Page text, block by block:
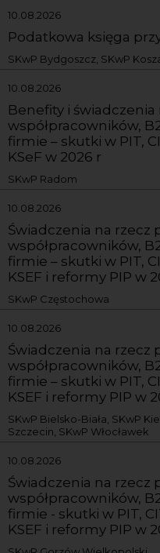
10.08.2026
Podatkowa księga
SKwP Bydgoszcz, SKwP
10.08.2026
Benefity i
współpracowników,
firmie – skutki w PIT,
KSeF w 2026 r
SKwP Radom
10.08.2026
Świadczenia na rzecz
współpracowników,
firmie – skutki w PIT,
KSEF i reformy PIP w
SKwP Częstochowa
10.08.2026
Świadczenia na rzecz
współpracowników,
firmie – skutki w PIT,
KSEF i reformy PIP w
SKwP Bielsko-Biała, SKwP
Szczecin, SKwP Włocławek
10.08.2026
Świadczenia na rzecz
współpracowników,
firmie - skutki w PIT,
KSEF i reformy PIP w